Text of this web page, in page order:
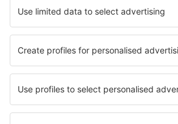
Hotels in Paris Hotels in Le Cap d`Agde
Hotels in Anglet Hotels in Val-d'Isere
Die besten Hotels - Städte
Hotels in Springfield Hotels in Tolmezzo